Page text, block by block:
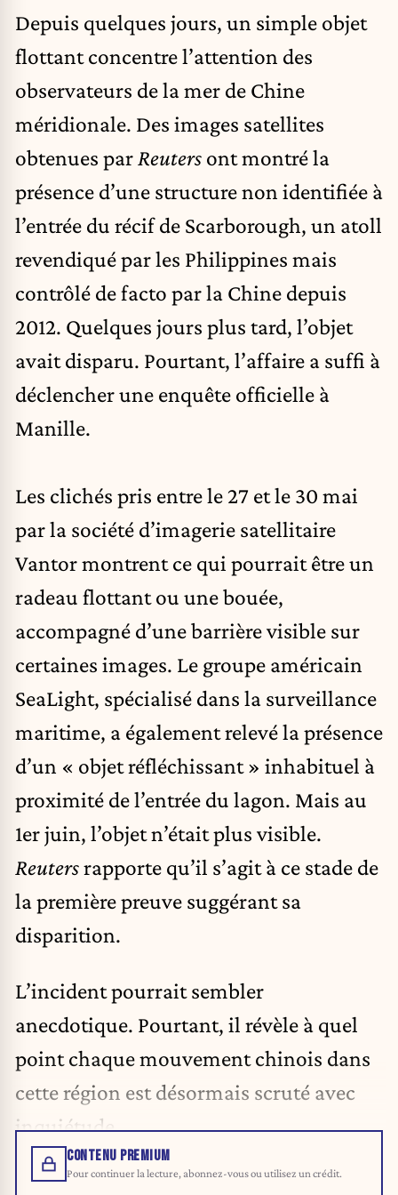
Depuis quelques jours, un simple objet
flottant concentre l’attention des
observateurs de lamer de Chine
méridionale. Des images satellites
obtenues par Reuters ont montré la
présence d’une structure non identifiée à
l’entrée du récif de Scarborough, un atoll
revendiqué par les Philippines mais
contrôlé de facto par la Chine depuis
2012. Quelques jours plus tard, l’objet
avait disparu. Pourtant, l’affaire a suffi à
déclencher une enquête officielle à
Manille.
Les clichés pris entre le 27 et le 30 mai
par la société d’imagerie satellitaire
Vantor montrent ce qui pourrait être un
radeau flottant ou une bouée,
accompagné d’une barrière visible sur
certaines images. Le groupe américain
SeaLight, spécialisé dans la surveillance
maritime, a également relevé la présence
d’un « objet réfléchissant » inhabituel à
proximité de l’entrée du lagon. Mais au
1er juin, l’objet n’était plus visible.
Reutersrapporte qu’il s’agit à ce stade de
la première preuve suggérant sa
disparition.
L’incident pourrait sembler
anecdotique. Pourtant, il révèle à quel
point chaque mouvement chinois dans
cette région est désormais scruté avec
inquiétude.
CONTENU PREMIUM
Pour continuer la lecture, abonnez-vous ou utilisez un crédit.